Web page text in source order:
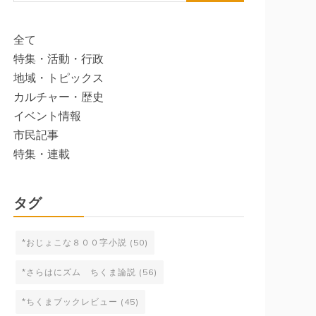
索:
全て
特集・活動・行政
地域・トピックス
カルチャー・歴史
イベント情報
市民記事
特集・連載
タグ
*おじょこな８００字小説 (50)
*さらはにズム ちくま論説 (56)
*ちくまブックレビュー (45)